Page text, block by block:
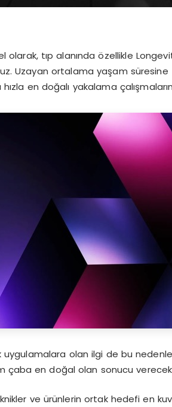
tıp alanında özellikle
Uzayan ortalama yaşam
en doğalı yakalama
olan ilgi de bu
çaba en doğal olan sonucu
ve ürünlerin ortak hedefi en